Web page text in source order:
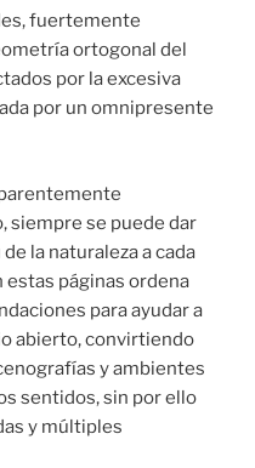
fuertemente
ortogonal del
por la excesiva
por un omnipresente
siempre se puede dar
la naturaleza a cada
estas páginas ordena
para ayudar a
abierto, convirtiendo
y ambientes
sentidos, sin por ello
y múltiples